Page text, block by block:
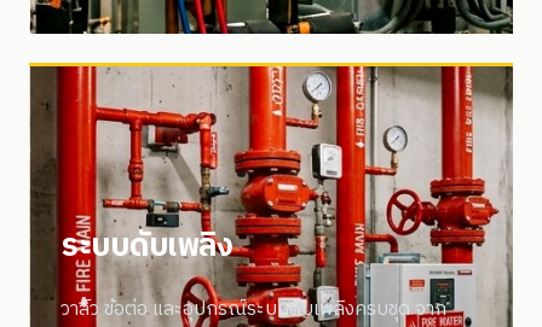
ระบบดับเพลิง
วาล์ว ข้อต่อ และอุปกรณ์ระบบดับเพลิงครบชุด จาก